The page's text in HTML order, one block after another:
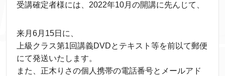
受講確定者様には、2022年10月の開講に先んじて、
来月6月15日に、
上級クラス第1回講義DVDとテキスト等を前以て郵便
にて発送いたします。
また、正木りさの個人携帯の電話番号とメールアド